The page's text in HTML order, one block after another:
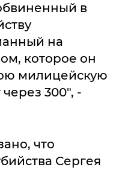
в
на
которое он
милицейскую
300", -
что
Сергея